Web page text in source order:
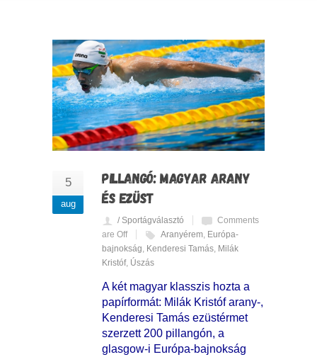
5
aug
PILLANGÓ: MAGYAR ARANY
ÉS EZÜST
/ Sportágválasztó
Comments
are Off
Aranyérem Európa-
bajnokság Kenderesi Tamás Milák
Kristóf, Úszás
A két magyar klasszis hozta a
papírformát: Milák Kristóf arany-,
Kenderesi Tamás ezüstérmet
szerzett 200 pillangón, a
glasgow-i Európa-bajnokság